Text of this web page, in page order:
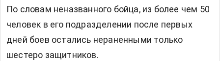
По словам неназванного бойца, из более чем 50
человек в его подразделении после первых
дней боев остались нераненными только
шестеро защитников.